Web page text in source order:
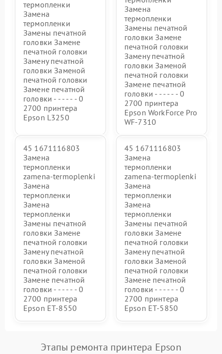
термопленки
Замена
термопленки
Замены печатной
головки Замене
печатной головки
Замену печатной
головки Заменой
печатной головки
Замене печатной
головки - - - - - - 0
2700 принтера
Epson L3250
Замена
термопленки
Замены печатной
головки Замене
печатной головки
Замену печатной
головки Заменой
печатной головки
Замене печатной
головки - - - - - - 0
2700 принтера
Epson WorkForce Pro
WF-7310
45 1671116803
Замена
термопленки
zamena-termoplenki
Замена
термопленки
Замена
термопленки
Замены печатной
головки Замене
печатной головки
Замену печатной
головки Заменой
печатной головки
Замене печатной
головки - - - - - - 0
2700 принтера
Epson ET-8550
45 1671116803
Замена
термопленки
zamena-termoplenki
Замена
термопленки
Замена
термопленки
Замены печатной
головки Замене
печатной головки
Замену печатной
головки Заменой
печатной головки
Замене печатной
головки - - - - - - 0
2700 принтера
Epson ET-5850
Этапы ремонта принтера Epson